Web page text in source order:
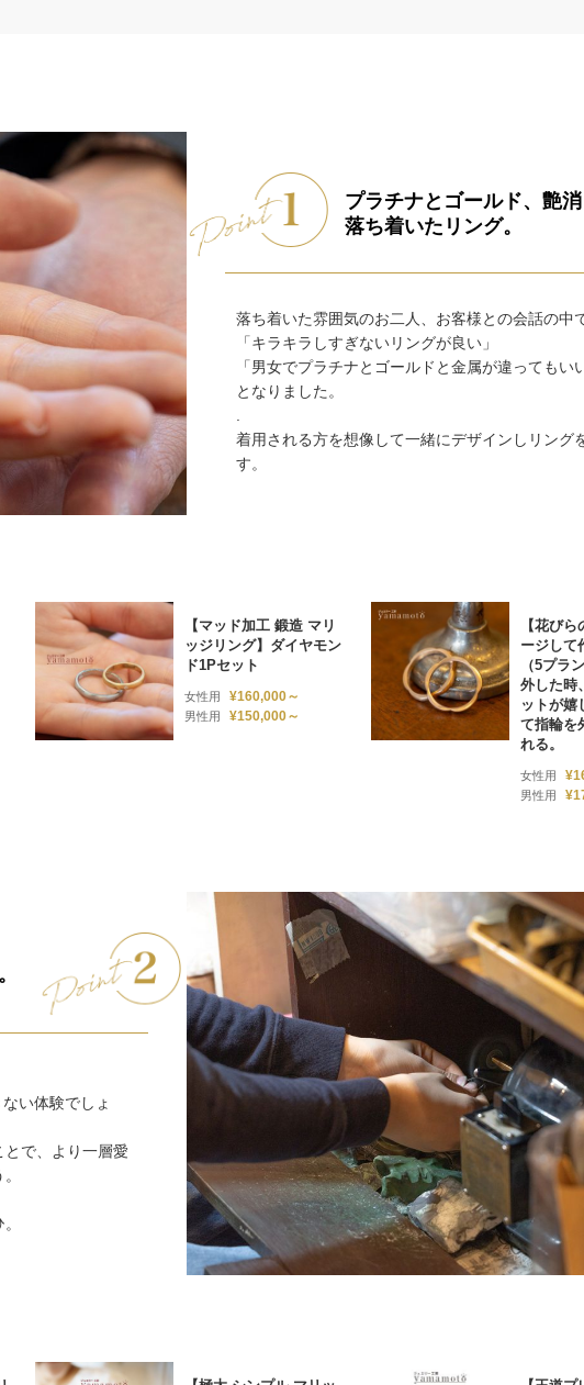
プラチナとゴールド、艶
落ち着いたリング。
落ち着いた雰囲気のお二人、お客様との会話の中
「キラキラしすぎないリングが良い」
「男女でプラチナとゴールドと金属が違ってもい
となりました。
着用される方を想像して一緒にデザインしリング
す。
【マッド加工 鍛造 マリ
ッジリング】ダイヤモン
ド1Pセット
女性用 ¥160,000～
男性用 ¥150,000～
【花び
ージして
（5プラ
外した時
ットが嬉
て指輪を
れる。
女性用
男性用
い体験でしょ
で、より一層愛